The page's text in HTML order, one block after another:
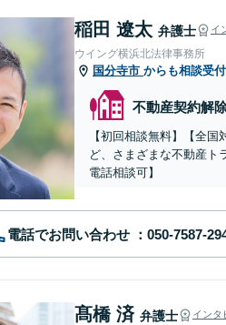
稲田 遼太 弁護士 イ
ウイング横浜北法律事務所
国分寺市 からも相談受
不動産契約解
【初回相談無料】【全
ど、さまざまな不動産ト
電話相談可】
電話でお問い合わせ
髙橋 済 弁護士 インタ